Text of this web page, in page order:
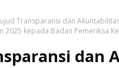
Transparansi dan
2025 kepada Badan Pemeriksa
dan